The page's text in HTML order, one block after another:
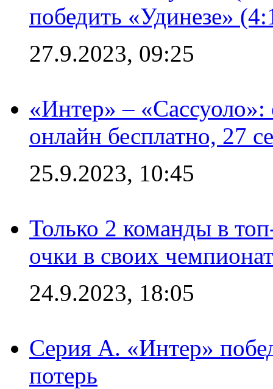
победить «Удинезе»
27.9.2023, 09:25
«Интер» –
онлайн бесплатно, 27
25.9.2023, 10:45
Только 2 команды в
очки в своих
24.9.2023, 18:05
Серия А. «Интер»
потерь